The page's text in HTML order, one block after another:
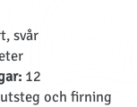
svår
12
och firning